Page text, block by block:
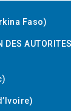
Faso)
DES